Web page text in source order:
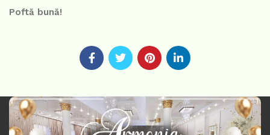
Poftă bună!